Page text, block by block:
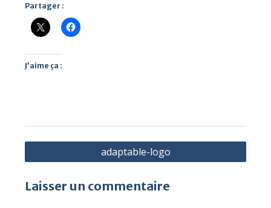
Partager :
J’aime ça :
Navigation
de
l’article
adaptable-logo
Laisser un commentaire